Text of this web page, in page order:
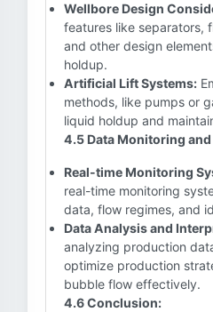
Wellbore Design
features like separators,
and other design
holdup.
Artificial Lift Systems:
methods, like pumps or
liquid holdup and
4.5 Data Monitoring
Real-time Monitoring
real-time monitoring
data, flow regimes, and
Data Analysis and
analyzing production
optimize production
bubble flow effectively.
4.6 Conclusion: